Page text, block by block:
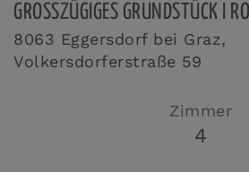
GROSSZÜGIGES GRUNDSTÜCK I
8063 Eggersdorf bei Graz,
Volkersdorferstraße 59
Zimmer
4